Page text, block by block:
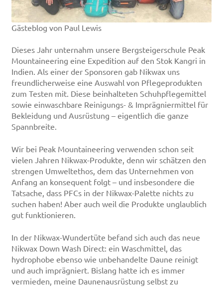
Gästeblog von Paul Lewis
Dieses Jahr unternahm unsere Bergsteigerschule Peak
Mountaineering eine Expedition auf den Stok Kangri in
Indien. Als einer der Sponsoren gab Nikwax uns
freundlicherweise eine Auswahl von Pflegeprodukten
zum Testen mit. Diese beinhalteten Schuhpflegemittel
sowie einwaschbare Reinigungs- & Imprägniermittel für
Bekleidung und Ausrüstung – eigentlich die ganze
Spannbreite.
Wir bei Peak Mountaineering verwenden schon seit
vielen Jahren Nikwax-Produkte, denn wir schätzen den
strengen Umweltethos, dem das Unternehmen von
Anfang an konsequent folgt – und insbesondere die
Tatsache, dass PFCs in der Nikwax-Palette nichts zu
suchen haben! Aber auch weil die Produkte unglaublich
gut funktionieren.
In der Nikwax-Wundertüte befand sich auch das neue
Nikwax Down Wash Direct: ein Waschmittel, das
hydrophobe ebenso wie unbehandelte Daune reinigt
und auch imprägniert. Bislang hatte ich es immer
vermieden, meine Daunenausrüstung selbst zu